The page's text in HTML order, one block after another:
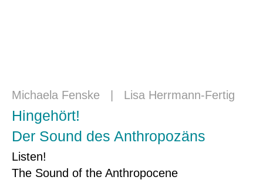
Michaela Fenske Lisa Herrmann-Fertig
Hingehört!
Der Sound des Anthropozäns
Listen!
The Sound of the Anthropocene